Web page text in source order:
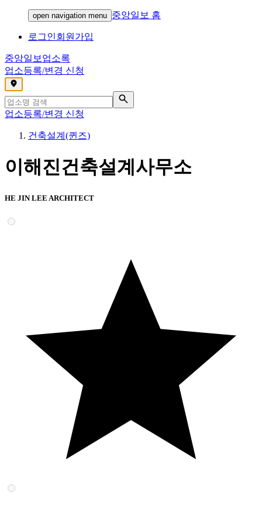
open navigation menu 중앙일보 홈
로그인회원가입
중앙일보 업소록
업소등록/변경 신청
,
업소등록/변경 신청
건축설계(퀸즈)
이해진건축설계사무소
HE JIN LEE ARCHITECT